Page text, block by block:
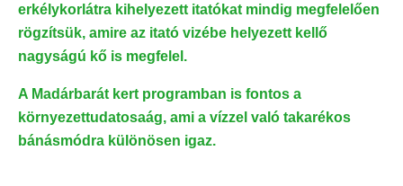
erkélykorlátra kihelyezett itatókat mindig megfelelően
rögzítsük, amire az itató vizébe helyezett kellő
nagyságú kő is megfelel.
A Madárbarát kert programban is fontos a
környezettudatosaág, ami a vízzel való takarékos
bánásmódra különösen igaz.